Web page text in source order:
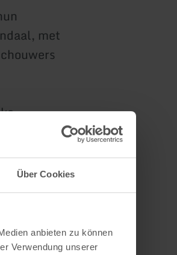
Über Cookies
anbieten zu können
Verwendung unserer
met